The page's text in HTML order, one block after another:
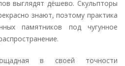
выглядят дёшево. Скульпторы
знают, поэтому практика
памятников под чугунное
в своей точности